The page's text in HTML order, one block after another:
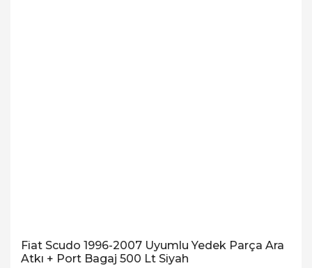
Fiat Scudo 1996-2007 Uyumlu Yedek Parça Ara
Atkı + Port Bagaj 500 Lt Siyah